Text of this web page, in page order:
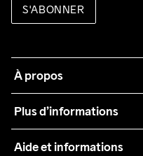
S'ABONNER
À propos
Plus d’informations
Aide et informations